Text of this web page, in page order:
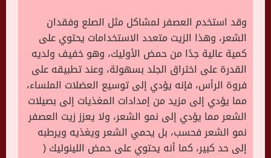
وقد استخدم العصفر لمشاكل مثل الصلع وفقدان
الشعر، وهذا الزيت متعدد الاستخدامات يحتوي على
كمية عالية جدًا من حمض الأوليك، وهو خفيف ولديه
القدرة على اختراق الجلد بسهولة، وعند تطبيقه على
فروة الرأس، فإنه يؤدي إلى توسيع العضلات الملساء،
مما يؤدي إلى مزيد من إمدادات المغذيات إلى بصيلات
الشعر مما يؤدي إلى نمو الشعر، ولا يعزز زيت العصفر
نمو الشعر فحسب، بل يحمي الشعر ويغذيه ويرطبه
إلى حد كبير، كما أنه يحتوي على حمض اللينوليك (